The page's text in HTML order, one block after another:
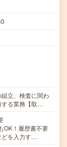
立、検査に関わ
する業務【取…
OK！履歴書不要
どを入力す…